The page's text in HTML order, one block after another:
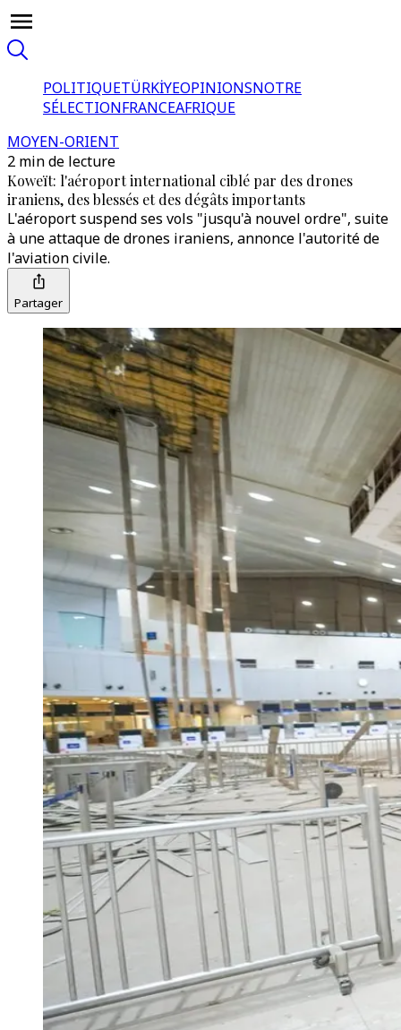
POLITIQUETÜRKİYEOPINIONSNOTRE
SÉLECTIONFRANCEAFRIQUE
MOYEN-ORIENT
2 min de lecture
Koweït: l'aéroport international ciblé par des drones
iraniens, des blessés et des dégâts importants
L'aéroport suspend ses vols "jusqu'à nouvel ordre", suite
à une attaque de drones iraniens, annonce l'autorité de
l'aviation civile.
Partager